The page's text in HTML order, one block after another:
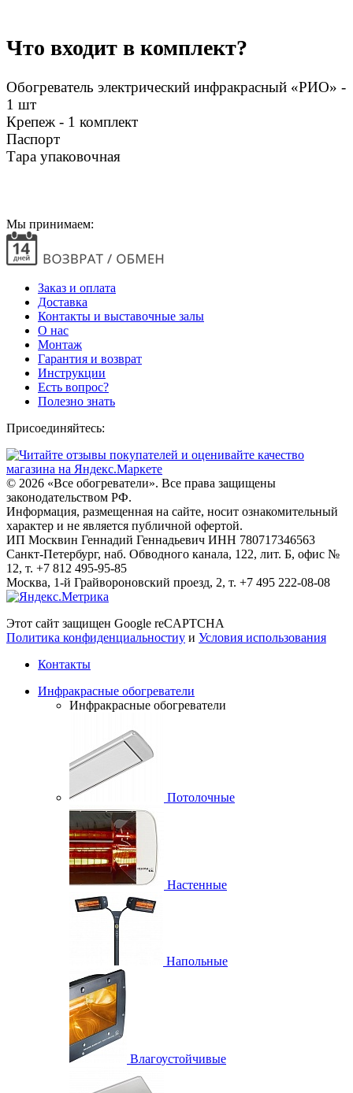
Что входит в комплект?
Обогреватель электрический инфракрасный «РИО» -
1 шт
Крепеж - 1 комплект
Паспорт
Тара упаковочная
Мы принимаем:
Заказ и оплата
Доставка
Контакты и выставочные залы
О нас
Монтаж
Гарантия и возврат
Инструкции
Есть вопрос?
Полезно знать
Присоединяйтесь:
© 2026 «Все обогреватели». Все права защищены
законодательством РФ.
Информация, размещенная на сайте, носит ознакомительный
характер и не является публичной офертой.
ИП Москвин Геннадий Геннадьевич ИНН 780717346563
Санкт-Петербург, наб. Обводного канала, 122, лит. Б, офис №
12, т. +7 812 495-95-85
Москва, 1-й Грайвороновский проезд, 2, т. +7 495 222-08-08
Этот сайт защищен Google reCAPTCHA
Политика конфиденциальностиy и Условия использования
Контакты
Инфракрасные обогреватели
Инфракрасные обогреватели
Потолочные
Настенные
Напольные
Влагоустойчивые